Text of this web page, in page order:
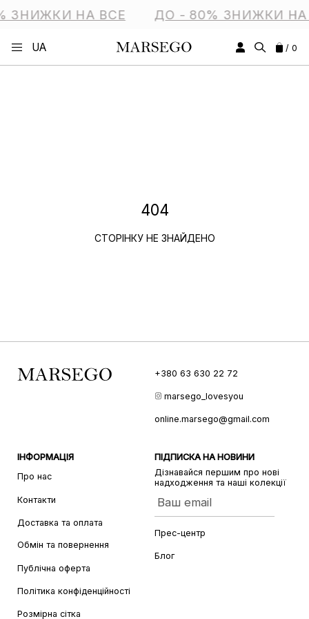
ЗНИЖКИ НА ВСЕ ДО - 80% ЗНИЖКИ НА
UA / 0
404
СТОРІНКУ НЕ ЗНАЙДЕНО
+380 63 630 22 72
marsego_lovesyou
online.marsego@gmail.com
ІНФОРМАЦІЯ
Про нас
Контакти
Доставка та оплата
Обмін та повернення
Публічна оферта
Політика конфіденційності
Розмірна сітка
ПІДПИСКА НА НОВИНИ
Дізнавайся першим про нові
надходження та наші колекції
Ваш email
Прес-центр
Блог